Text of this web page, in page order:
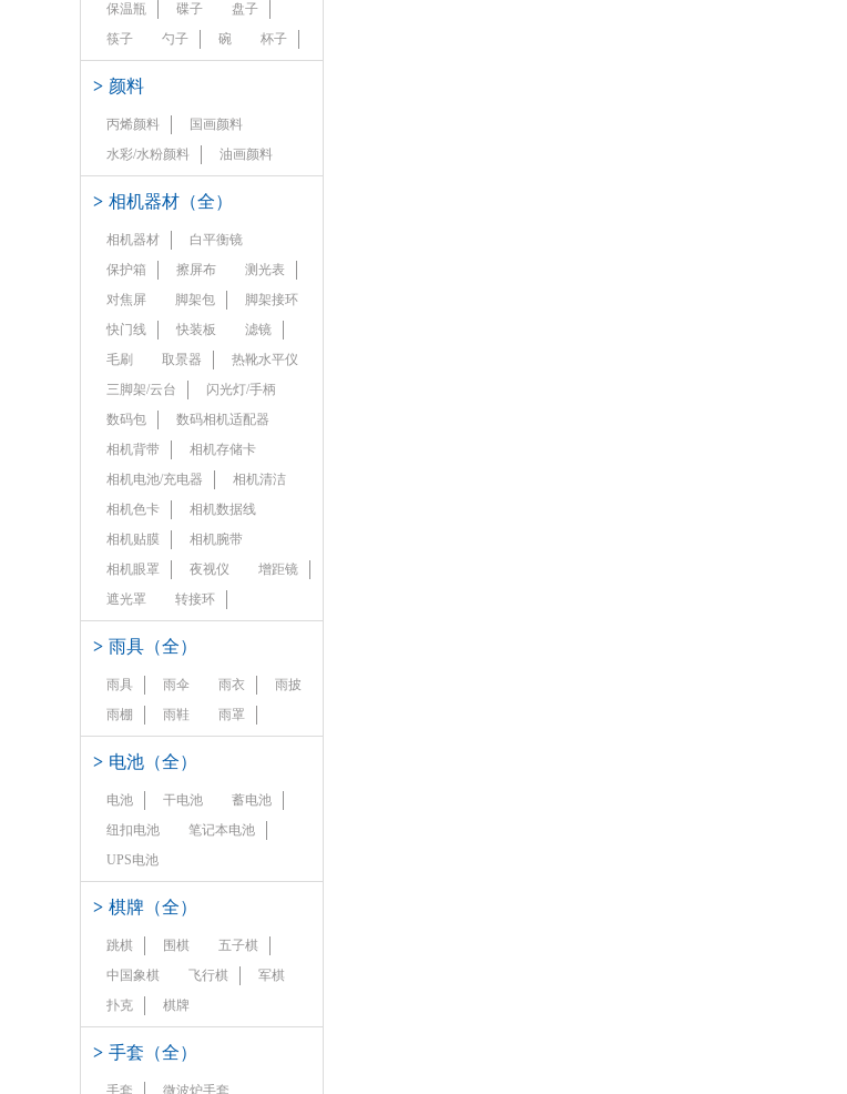
保温瓶 碟子
盘子
筷子
勺子 碗 杯子
> 颜料
丙烯颜料
国画颜料
水彩/水粉颜料
油画颜料
> 相机器材（全）
相机器材
白平衡镜
保护箱
擦屏布
测光表
对焦屏
脚架包
脚架接环
快门线
快装板
滤镜
毛刷
取景器
热靴水平仪
三脚架/云台
闪光灯/手柄
数码包
数码相机适配器
相机背带
相机存储卡
相机电池/充电器
相机清洁
相机色卡
相机数据线
相机贴膜
相机腕带
相机眼罩
夜视仪
增距镜
遮光罩
转接环
> 雨具（全）
雨具 雨伞 雨衣
雨披
雨棚
雨鞋 雨罩
> 电池（全）
电池 干电池
蓄电池
纽扣电池
笔记本电池
UPS电池
> 棋牌（全）
跳棋 围棋
五子棋
中国象棋
飞行棋
军棋
扑克
棋牌
> 手套（全）
手套
微波炉手套